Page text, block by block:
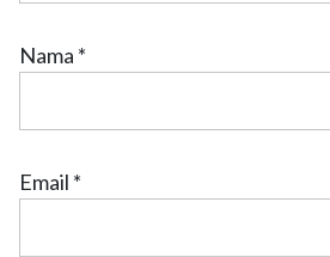
Nama *
Email *